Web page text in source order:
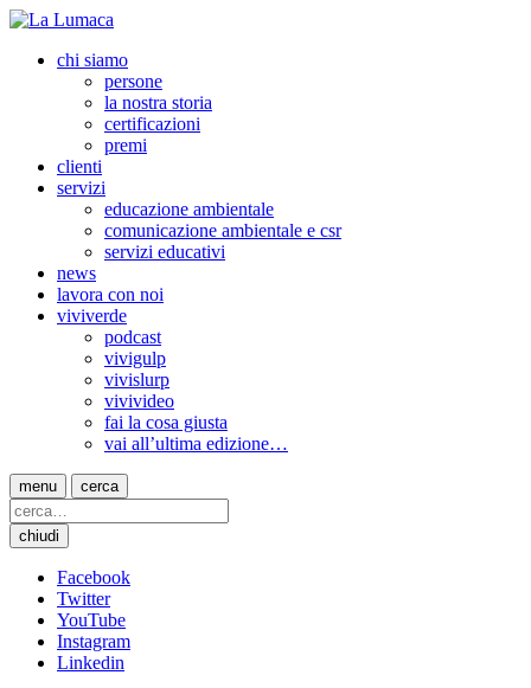
chi siamo
persone
la nostra storia
certificazioni
premi
clienti
servizi
educazione ambientale
comunicazione ambientale e csr
servizi educativi
news
lavora con noi
viviverde
podcast
vivigulp
vivislurp
vivivideo
fai la cosa giusta
vai all’ultima edizione…
menu cerca
chiudi
Facebook
Twitter
YouTube
Instagram
Linkedin